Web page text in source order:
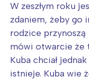
W zeszłym roku
zdaniem, żeby go
rodzice
mówi otwarcie że
Kuba chciał
istnieje. Kuba wie